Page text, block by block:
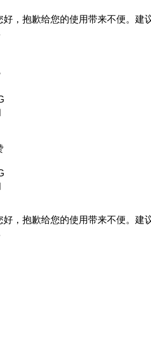
好，抱歉给您的使用带来不便。建
好，抱歉给您的使用带来不便。建